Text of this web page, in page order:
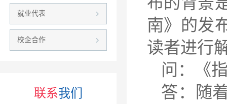
就业代表
校企合作
联系我们
南》的发
读者进行
问：《
答：随